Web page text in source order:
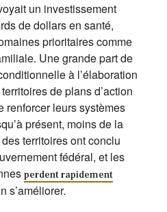
un investissement
de dollars en santé,
prioritaires comme
Une grande part de
à l’élaboration
de plans d’action
renforcer leurs systèmes
présent, moins de la
territoires ont conclu
fédéral, et les
perdent rapidement
s’améliorer.